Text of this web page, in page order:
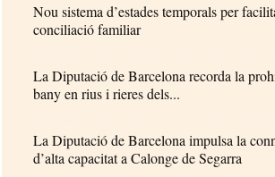
Nou sistema d’estades temporals per
conciliació familiar
La Diputació de Barcelona recorda la
bany en rius i rieres dels...
La Diputació de Barcelona impulsa la
d’alta capacitat a Calonge de Segarra